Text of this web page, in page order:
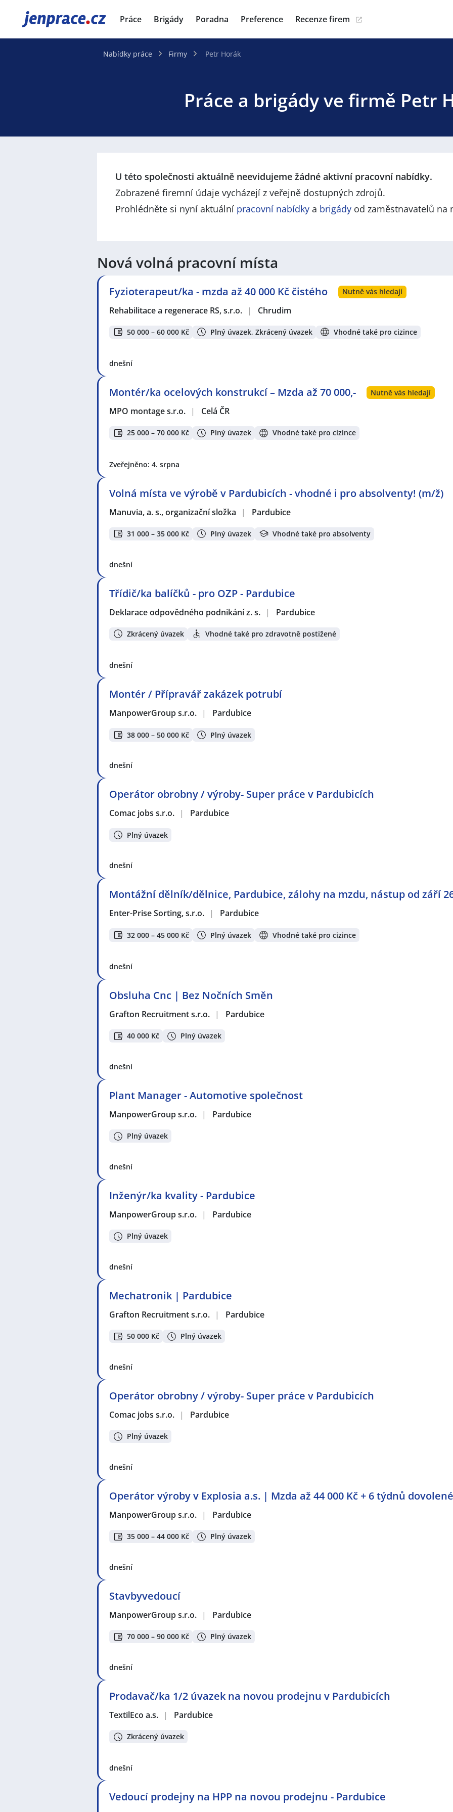
JenPráce.cz Práce Brigády Poradna Preference Recenze firem
Nabídky práce Firmy Petr Horák
Práce a brigády ve firmě Petr
U této společnosti aktuálně neevidujeme žádné aktivní pracovní nabídky.
Zobrazené firemní údaje vycházejí z veřejně dostupných zdrojů.
Prohlédněte si nyní aktuální pracovní nabídky a brigády od zaměstnavatelů na
Nová volná pracovní místa
Fyzioterapeut/ka - mzda až 40 000 Kč čistého Nutně vás hledají
Rehabilitace a regenerace RS, s.r.o. | Chrudim
50 000 – 60 000 Kč Plný úvazek, Zkrácený úvazek Vhodné také pro cizince
dnešní
Montér/ka ocelových konstrukcí – Mzda až 70 000,- Nutně vás hledají
MPO montage s.r.o. | Celá ČR
25 000 – 70 000 Kč Plný úvazek Vhodné také pro cizince
Zveřejněno: 4. srpna
Volná místa ve výrobě v Pardubicích - vhodné i pro absolventy! (m/ž)
Manuvia, a. s., organizační složka | Pardubice
31 000 – 35 000 Kč Plný úvazek Vhodné také pro absolventy
dnešní
Třídič/ka balíčků - pro OZP - Pardubice
Deklarace odpovědného podnikání z. s. | Pardubice
Zkrácený úvazek Vhodné také pro zdravotně postižené
dnešní
Montér / Přípravář zakázek potrubí
ManpowerGroup s.r.o. | Pardubice
38 000 – 50 000 Kč Plný úvazek
dnešní
Operátor obrobny / výroby- Super práce v Pardubicích
Comac jobs s.r.o. | Pardubice
Plný úvazek
dnešní
Montážní dělník/dělnice, Pardubice, zálohy na mzdu, nástup od září
Enter-Prise Sorting, s.r.o. | Pardubice
32 000 – 45 000 Kč Plný úvazek Vhodné také pro cizince
dnešní
Obsluha Cnc | Bez Nočních Směn
Grafton Recruitment s.r.o. | Pardubice
40 000 Kč Plný úvazek
dnešní
Plant Manager - Automotive společnost
ManpowerGroup s.r.o. | Pardubice
Plný úvazek
dnešní
Inženýr/ka kvality - Pardubice
ManpowerGroup s.r.o. | Pardubice
Plný úvazek
dnešní
Mechatronik | Pardubice
Grafton Recruitment s.r.o. | Pardubice
50 000 Kč Plný úvazek
dnešní
Operátor obrobny / výroby- Super práce v Pardubicích
Comac jobs s.r.o. | Pardubice
Plný úvazek
dnešní
Operátor výroby v Explosia a.s. | Mzda až 44 000 Kč + 6 týdnů
ManpowerGroup s.r.o. | Pardubice
35 000 – 44 000 Kč Plný úvazek
dnešní
Stavbyvedoucí
ManpowerGroup s.r.o. | Pardubice
70 000 – 90 000 Kč Plný úvazek
dnešní
Prodavač/ka 1/2 úvazek na novou prodejnu v Pardubicích
TextilEco a.s. | Pardubice
Zkrácený úvazek
dnešní
Vedoucí prodejny na HPP na novou prodejnu - Pardubice